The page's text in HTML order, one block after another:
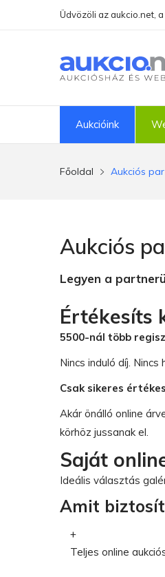
Üdvözöli az aukcio.net,
Aukcióink
Főoldal Aukciós
Aukciós
Legyen a
Értékesíts
5500-nál több
Nincs induló díj.
Csak sikeres
Akár önálló online
körhöz jussanak el.
Saját
Ideális választás
Amit
Teljes online